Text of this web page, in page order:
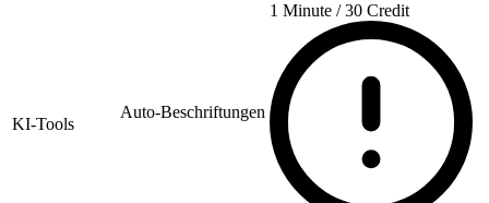
KI-Tools
Auto-Beschriftungen
1 Minute / 30 Credit